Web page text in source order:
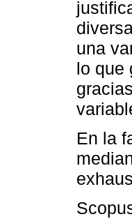
una
lo que
En la